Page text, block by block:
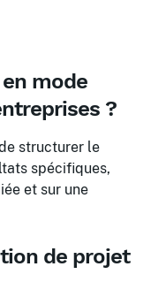
mode
?
structurer le
spécifiques,
et sur une
de projet